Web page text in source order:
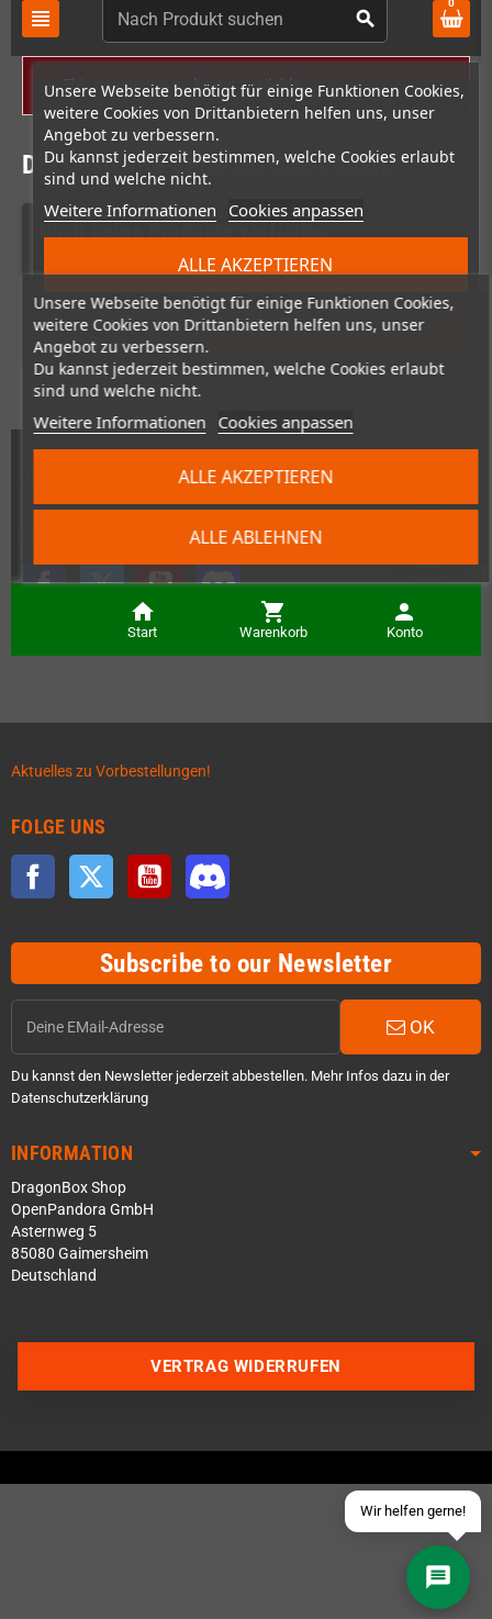
Unsere Webseite benötigt für einige Funktionen Cookies,
weitere Cookies von Drittanbietern helfen uns, unser
Angebot zu verbessern.
Du kannst jederzeit bestimmen, welche Cookies erlaubt
sind und welche nicht.
Weitere Informationen Cookies anpassen
ALLE ABLEHNEN
ALLE AKZEPTIEREN
Aktuelles zu Vorbestellungen!
FOLGE UNS
Facebook Twitter YouTube
Subscribe to our Newsletter
OK
Du kannst den Newsletter jederzeit abbestellen. Mehr Infos dazu in der
Datenschutzerklärung
INFORMATION
DragonBox Shop
OpenPandora GmbH
Asternweg 5
85080 Gaimersheim
Deutschland
Wir helfen gerne!
Schick uns eine eMail
VERTRAG WIDERRUFEN